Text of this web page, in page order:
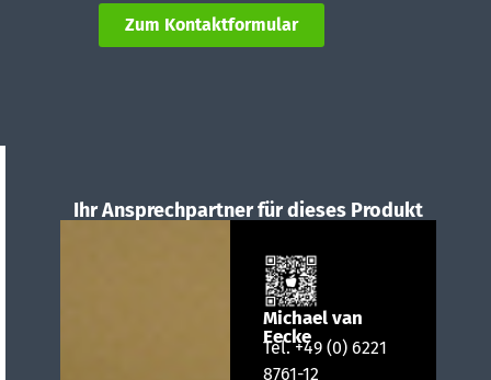
Zum Kontaktformular
Ihr Ansprechpartner für dieses Produkt
Michael van
Eecke
Tel.+49 (0) 6221
8761-12